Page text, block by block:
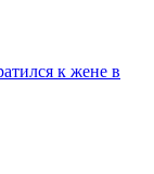
к жене в